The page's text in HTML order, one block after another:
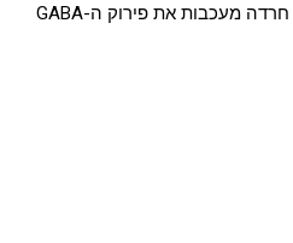
חרדה
מעכבות את פירוק ה-GABA